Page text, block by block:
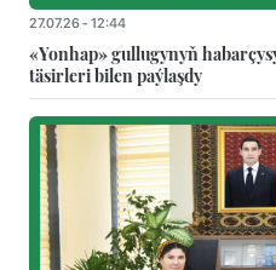
27.07.26 - 12:44
«Yonhap» gullugynyň
täsirleri bilen paýlaşdy